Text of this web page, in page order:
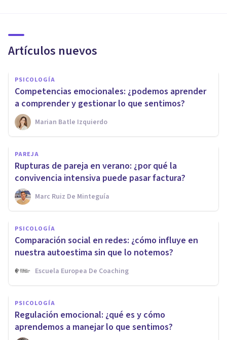
Artículos nuevos
PSICOLOGÍA
Competencias emocionales: ¿podemos aprender
a comprender y gestionar lo que sentimos?
Marian Batle Izquierdo
PAREJA
Rupturas de pareja en verano: ¿por qué la
convivencia intensiva puede pasar factura?
Marc Ruiz De Minteguía
PSICOLOGÍA
Comparación social en redes: ¿cómo influye en
nuestra autoestima sin que lo notemos?
Escuela Europea De Coaching
PSICOLOGÍA
Regulación emocional: ¿qué es y cómo
aprendemos a manejar lo que sentimos?